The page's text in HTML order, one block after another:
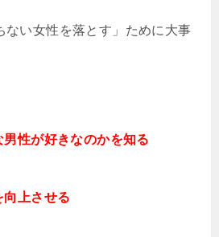
ない女性を落とす」ために大事
性が好きなのかを知る
上させる